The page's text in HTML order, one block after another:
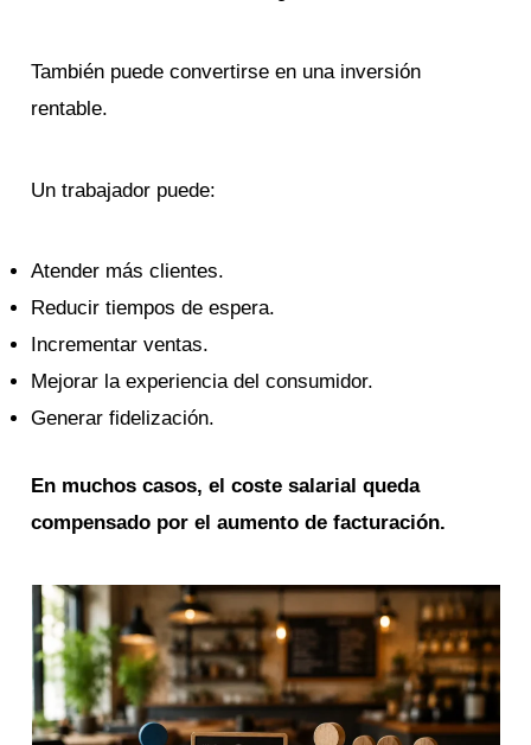
También puede convertirse en una inversión
rentable.
Un trabajador puede:
Atender más clientes.
Reducir tiempos de espera.
Incrementar ventas.
Mejorar la experiencia del consumidor.
Generar fidelización.
En muchos casos, el coste salarial queda
compensado por el aumento de facturación.